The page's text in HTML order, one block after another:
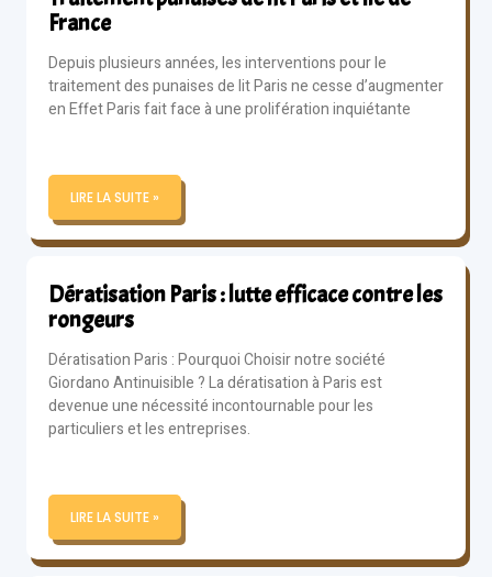
France
Depuis plusieurs années, les interventions pour le
traitement des punaises de lit Paris ne cesse d’augmenter
en Effet Paris fait face à une prolifération inquiétante
LIRE LA SUITE »
Dératisation Paris : lutte efficace contre les
rongeurs
Dératisation Paris : Pourquoi Choisir notre société
Giordano Antinuisible ? La dératisation à Paris est
devenue une nécessité incontournable pour les
particuliers et les entreprises.
LIRE LA SUITE »